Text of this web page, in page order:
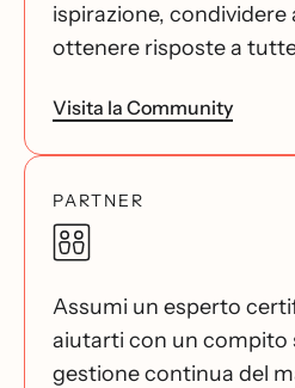
ispirazione,
ottenere risposte a
Visita la Community
PARTNER
Assumi un esperto
aiutarti con un compito
gestione continua del